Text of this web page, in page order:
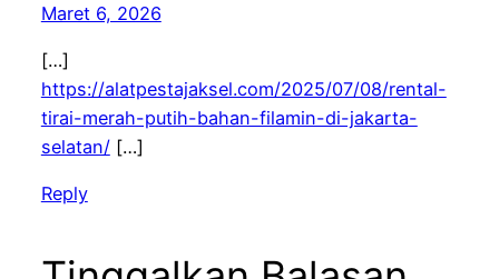
Maret 6, 2026
[…]
https://alatpestajaksel.com/2025/07/08/rental-
tirai-merah-putih-bahan-filamin-di-jakarta-
selatan/[…]
Reply